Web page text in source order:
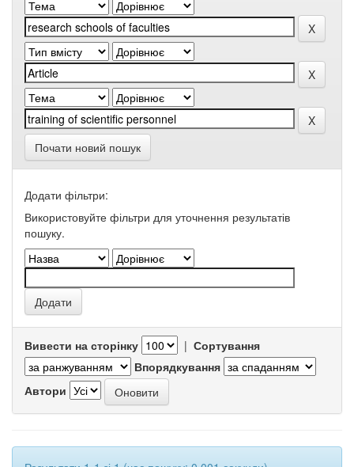
Почати новий пошук
Додати фільтри:
Використовуйте фільтри для уточнення результатів
пошуку.
Вивести на сторінку | Сортування
Впорядкування
Автори